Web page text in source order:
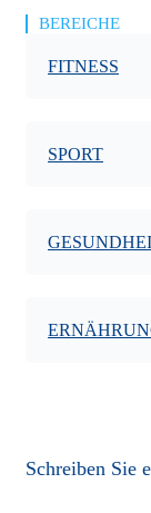
BEREICHE
FITNESS
SPORT
Schreiben Sie